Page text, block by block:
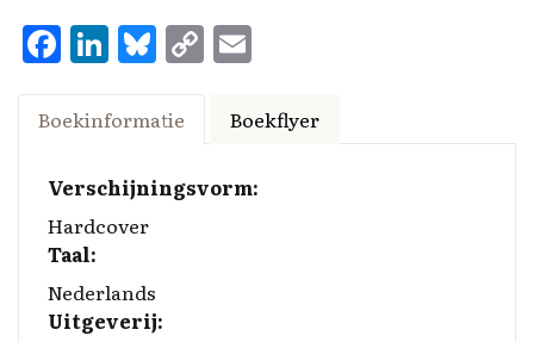
F
a
ce
o
o
k
Li
n
k
d
I
n
Bl
u
es
y
C
o
y
Li
ai
Boekinformatie Boekflyer
Verschijningsvorm:
Hardcover
Taal:
Nederlands
Uitgeverij: